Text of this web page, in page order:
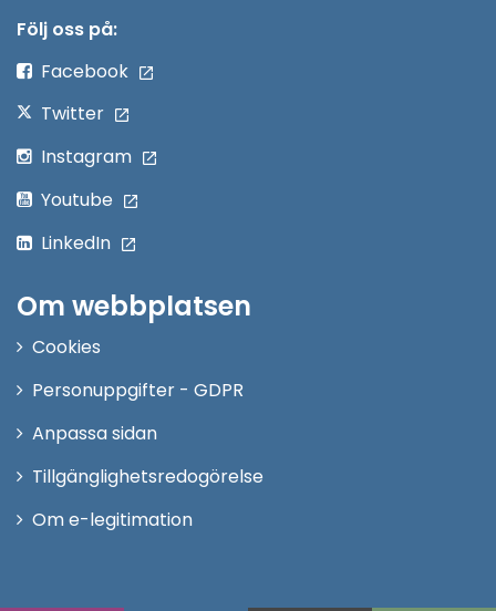
Följ oss på:
Facebook
Twitter
Instagram
Youtube
LinkedIn
Om webbplatsen
Cookies
Personuppgifter - GDPR
Anpassa sidan
Tillgänglighetsredogörelse
Om e-legitimation